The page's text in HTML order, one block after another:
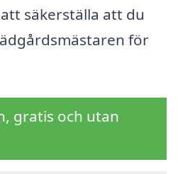
säkerställa att du
för
gratis och utan